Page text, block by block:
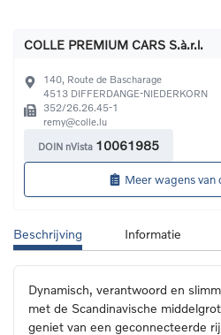
COLLE PREMIUM CARS S.à.r.l.
140, Route de Bascharage
4513 DIFFERDANGE-NIEDERKORN
352/26.26.45-1
remy@colle.lu
DOIN nVista 10061985
Meer wagens van
Beschrijving Informatie
Dynamisch, verantwoord en
met de Scandinavische
geniet van een geconnecteerde